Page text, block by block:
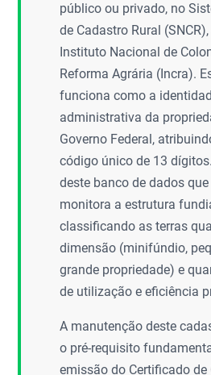
público ou privado, no
de Cadastro Rural
Instituto Nacional de
Reforma Agrária (Incra).
funciona como a
administrativa da
Governo Federal,
código único de 13
deste banco de dados
monitora a estrutura
classificando as terras
dimensão (minifúndio,
grande propriedade) e
de utilização e eficiência
A manutenção deste
o pré-requisito
emissão do Certificado de